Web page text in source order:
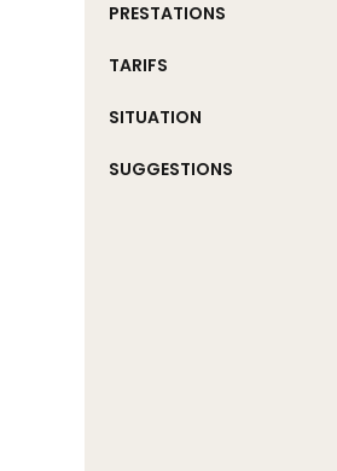
PRESTATIONS
TARIFS
SITUATION
SUGGESTIONS